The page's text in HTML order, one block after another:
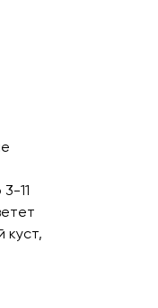
11
куст,